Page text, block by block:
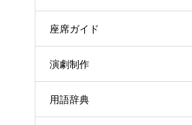
座席ガイド
演劇制作
用語辞典